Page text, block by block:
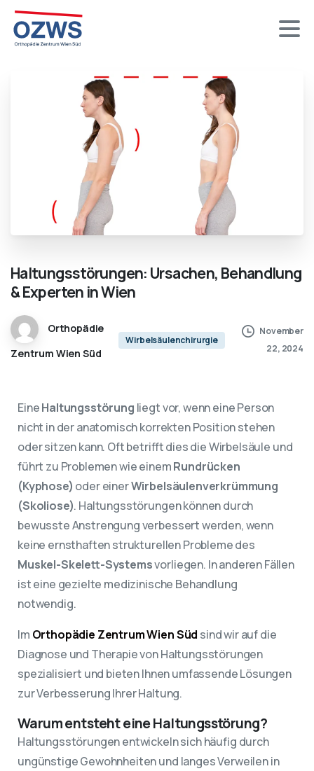
Haltungsstörungen: Ursachen, Behandlung
&Experten inWien
Orthopädie
Zentrum Wien Süd
Wirbelsäulenchirurgie
November
22, 2024
EineHaltungsstörung liegt vor, wenn eine Person
nicht in der anatomisch korrekten Position stehen
oder sitzen kann. Oft betrifft dies die Wirbelsäule und
führt zu Problemen wie einemRundrücken
(Kyphose) oder einerWirbelsäulenverkrümmung
(Skoliose). Haltungsstörungen können durch
bewusste Anstrengung verbessert werden, wenn
keine ernsthaften strukturellen Probleme des
Muskel-Skelett-Systemsvorliegen. In anderen Fällen
ist eine gezielte medizinische Behandlung
notwendig.
Im Orthopädie Zentrum Wien Süd sind wir auf die
Diagnose und Therapie von Haltungsstörungen
spezialisiert und bieten Ihnen umfassende Lösungen
zur Verbesserung Ihrer Haltung.
Warum entsteht eine Haltungsstörung?
Haltungsstörungen entwickeln sich häufig durch
ungünstige Gewohnheiten und langes Verweilen in